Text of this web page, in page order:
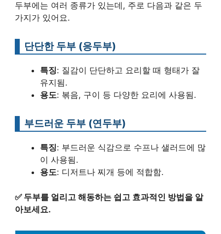
두부에는 여러 종류가 있는데, 주로 다음과 같은 두
가지가 있어요.
단단한 두부 (응두부)
특징: 질감이 단단하고 요리할 때 형태가 잘
유지됨.
용도: 볶음, 구이 등 다양한 요리에 사용됨.
부드러운 두부 (연두부)
특징: 부드러운 식감으로 수프나 샐러드에 많
이 사용됨.
용도: 디저트나 찌개 등에 적합함.
✅ 두부를 얼리고 해동하는 쉽고 효과적인 방법을 알
아보세요.